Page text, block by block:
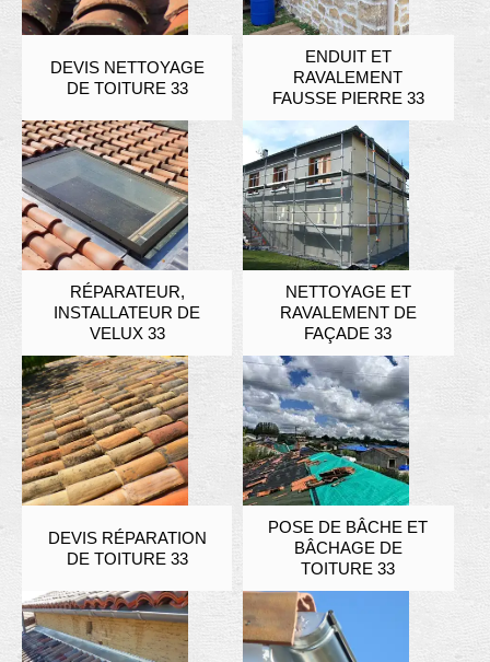
DEVIS NETTOYAGE
DE TOITURE 33
ENDUIT ET
RAVALEMENT
FAUSSE PIERRE 33
RÉPARATEUR,
INSTALLATEUR DE
VELUX 33
NETTOYAGE ET
RAVALEMENT DE
FAÇADE 33
DEVIS RÉPARATION
DE TOITURE 33
POSE DE BÂCHE ET
BÂCHAGE DE
TOITURE 33